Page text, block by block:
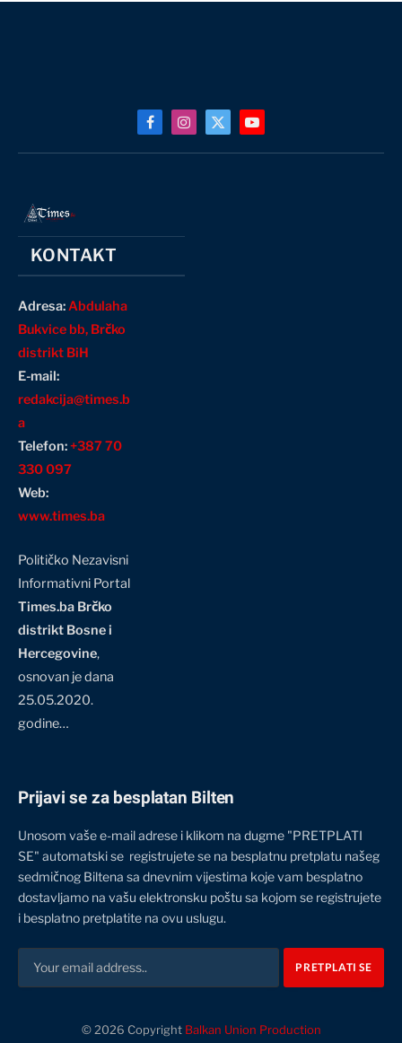
FacebookInstagram
X
(Twitter)
YouTube
KONTAKT
Adresa:Abdulaha
Bukvice bb, Brčko
distrikt BiH
E-mail:
redakcija@times.b
a
Telefon:+387 70
330 097
Web:
www.times.ba
Političko Nezavisni
Informativni Portal
Times.ba Brčko
distrikt Bosne i
Hercegovine,
osnovan je dana
25.05.2020.
godine…
Prijavi se za besplatan Bilten
Unosom vaše e-mail adrese i klikom na dugme "PRETPLATI
SE" automatski se registrujete se na besplatnu pretplatu našeg
sedmičnog Biltena sa dnevnim vijestima koje vam besplatno
dostavljamo na vašu elektronsku poštu sa kojom se registrujete
i besplatno pretplatite na ovu uslugu.
© 2026 Copyright Balkan Union Production